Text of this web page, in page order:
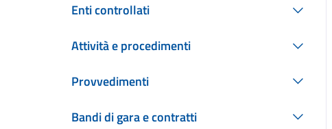
Enti controllati
Attività e procedimenti
Provvedimenti
Bandi di gara e contratti